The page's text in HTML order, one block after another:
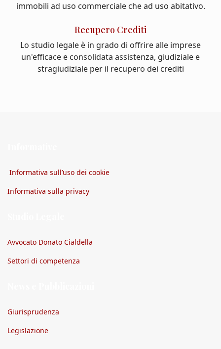
immobili ad uso commerciale che ad uso abitativo.
Recupero Crediti
Lo studio legale è in grado di offrire alle imprese
un'efficace e consolidata assistenza, giudiziale e
stragiudiziale per il recupero dei crediti
Informativa sull’uso dei cookie
Informativa sulla privacy
Avvocato Donato Cialdella
Settori di competenza
Giurisprudenza
Legislazione